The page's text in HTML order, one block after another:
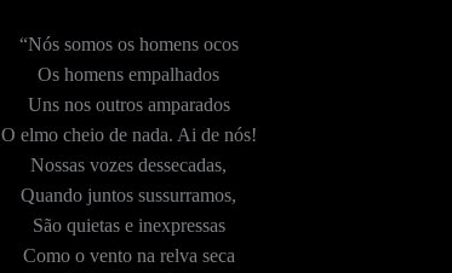
“Nós somos os homens ocos
Os homens empalhados
Uns nos outros amparados
O elmo cheio de nada. Ai de nós!
Nossas vozes dessecadas,
Quando juntos sussurramos,
São quietas e inexpressas
Como o vento na relva seca